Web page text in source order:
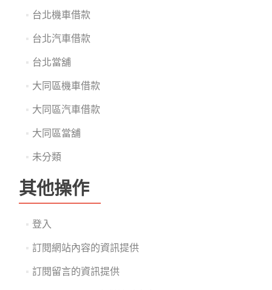
台北機車借款
台北汽車借款
台北當舖
大同區機車借款
大同區汽車借款
大同區當舖
未分類
其他操作
登入
訂閱網站內容的資訊提供
訂閱留言的資訊提供